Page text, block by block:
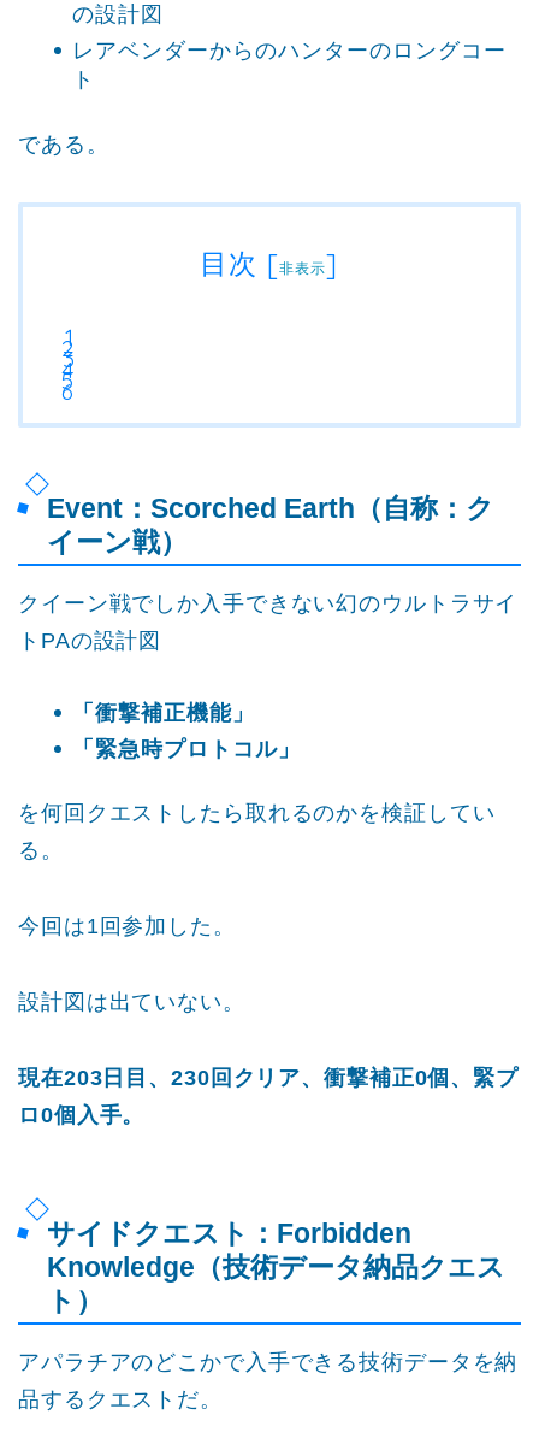
の設計図
レアベンダーからのハンターのロングコー
ト
である。
目次 [非表示]
Event：Scorched Earth（自称：ク
イーン戦）
クイーン戦でしか入手できない幻のウルトラサイ
トPAの設計図
「衝撃補正機能」
「緊急時プロトコル」
を何回クエストしたら取れるのかを検証してい
る。
今回は1回参加した。
設計図は出ていない。
現在203日目、230回クリア、衝撃補正0個、緊プ
ロ0個入手。
サイドクエスト：Forbidden
Knowledge（技術データ納品クエス
ト）
アパラチアのどこかで入手できる技術データを納
品するクエストだ。